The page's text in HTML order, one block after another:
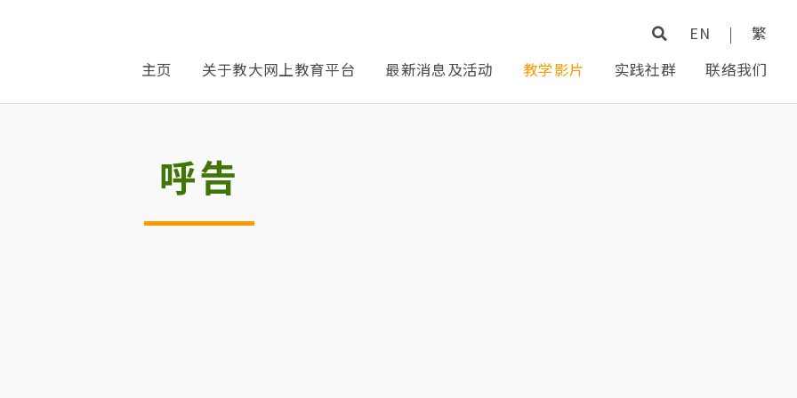
EN |
繁
主页
关于教大网上教育平台 最新消息及活动 教学影片 实践社群 联络我们
呼告